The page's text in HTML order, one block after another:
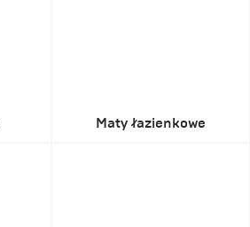
Maty łazienkowe